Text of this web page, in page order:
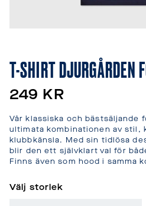
leveranstider
LEVERANS
Laddar...
T-SHIRT DJURGÅRDEN
249 KR
Vår klassiska och bästsäljande
ultimata kombinationen av stil,
klubbkänsla. Med sin tidlösa
blir den ett självklart val för
Finns även som hood i samma
Välj storlek